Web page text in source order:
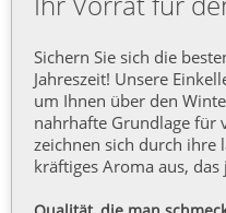
Sichern Sie sich die
Jahreszeit! Unsere
um Ihnen über den
nahrhafte Grundlage für
zeichnen sich durch
kräftiges Aroma aus, das